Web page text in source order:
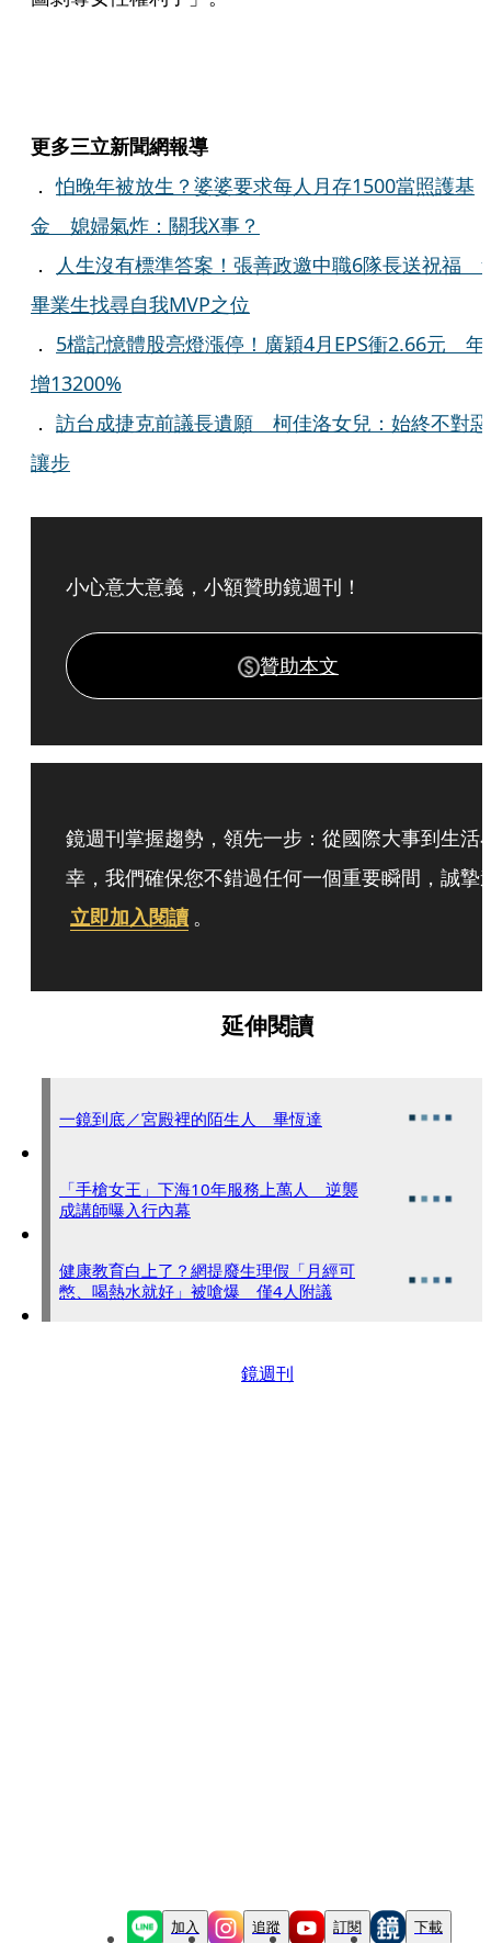
更多三立新聞網報導
．怕晚年被放生？婆婆要求每人月存1500當照護基
金 媳婦氣炸：關我X事？
．
人生沒有標準答案！張善政邀中職6隊長送祝福
畢業生找尋自我MVP之位
． 5檔記憶體股亮燈漲停！廣穎4月EPS衝2.66元 年
增13200%
． 訪台成捷克前議長遺願 柯佳洛女兒：始終不對惡
讓步
小心意大意義，小額贊助鏡週刊！
贊助本文
鏡週刊掌握趨勢，領先一步：從國際大事到生活
幸，我們確保您不錯過任何一個重要瞬間，誠摯
立即加入閱讀 。
延伸閱讀
一鏡到底／宮殿裡的陌生人 畢恆達
「手槍女王」下海10年服務上萬人 逆襲
成講師曝入行內幕
健康教育白上了？網提廢生理假「月經可
憋、喝熱水就好」被嗆爆 僅4人附議
鏡週刊
加入 追蹤 訂閱 下載